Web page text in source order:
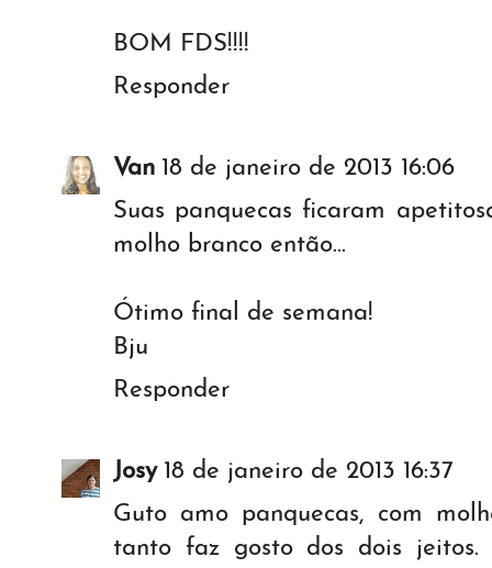
BOM FDS!!!!
Responder
Van 18 de janeiro de 2013 16:06
Suas panquecas ficaram
molho branco então...
Ótimo final de semana!
Bju
Responder
Josy 18 de janeiro de 2013 16:37
Guto amo panquecas, com
tanto faz gosto dos dois jeitos.